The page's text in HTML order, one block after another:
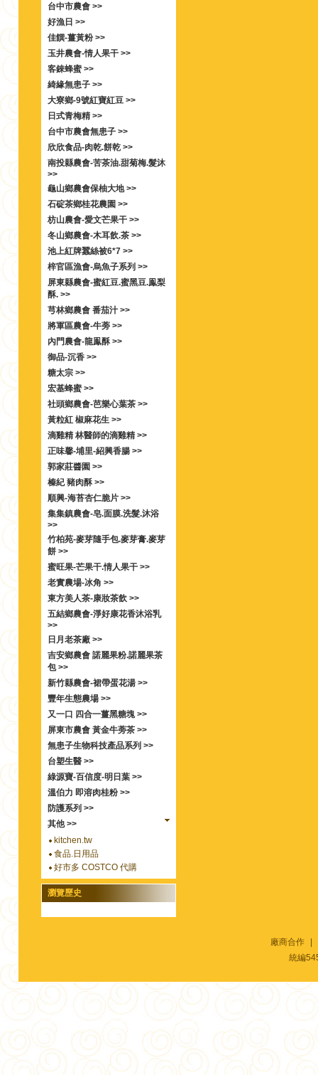
台中市農會 >>
好漁日 >>
佳饌-薑黃粉 >>
玉井農會-情人果干 >>
客錸蜂蜜 >>
綺緣無患子 >>
大寮鄉-9號紅寶紅豆 >>
日式青梅精 >>
台中市農會無患子 >>
欣欣食品-肉乾.餅乾 >>
南投縣農會-苦茶油.甜菊梅.髮沐
>>
龜山鄉農會保柚大地 >>
石碇茶鄉桂花農園 >>
枋山農會-愛文芒果干 >>
冬山鄉農會-木耳飲.茶 >>
池上紅牌蠶絲被6*7 >>
梓官區漁會-烏魚子系列 >>
屏東縣農會-蜜紅豆.蜜黑豆.鳯梨
酥. >>
芎林鄉農會 番茄汁 >>
將軍區農會-牛蒡 >>
內門農會-龍鳯酥 >>
御品-沉香 >>
糖太宗 >>
宏基蜂蜜 >>
社頭鄉農會-芭樂心葉茶 >>
黃粒紅 椒麻花生 >>
滴雞精 林醫師的滴雞精 >>
正味馨-埔里-紹興香腸 >>
郭家莊醬園 >>
榛紀 豬肉酥 >>
順興-海苔杏仁脆片 >>
集集鎮農會-皂.面膜.洗髮.沐浴
>>
竹柏苑-麥芽隨手包.麥芽膏.麥芽
餅 >>
蜜旺果-芒果干.情人果干 >>
老實農場-冰角 >>
東方美人茶-康妝茶飲 >>
五結鄉農會-淨好康花香沐浴乳
>>
日月老茶廠 >>
吉安鄉農會 諾麗果粉.諾麗果茶
包 >>
新竹縣農會-裙帶蛋花湯 >>
豐年生態農場 >>
又一口 四合一薑黑糖塊 >>
屏東市農會 黃金牛蒡茶 >>
無患子生物科技產品系列 >>
台塑生醫 >>
綠源寶-百信度-明日葉 >>
溫伯力 即溶肉桂粉 >>
防護系列 >>
其他 >>
kitchen.tw
食品.日用品
好市多 COSTCO 代購
瀏覽歷史
廠商合作
統編